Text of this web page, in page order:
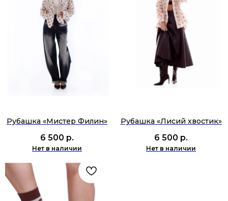
Рубашка «Мистер Филин»
6 500 р.
Нет в наличии
Рубашка «Лисий хвостик»
6 500 р.
Нет в наличии